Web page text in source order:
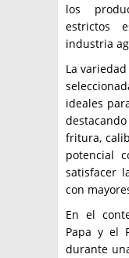
los
estrictos
industria
La
ideales
fritura,
potencial
satisfacer
con
En el
Papa y el
durante